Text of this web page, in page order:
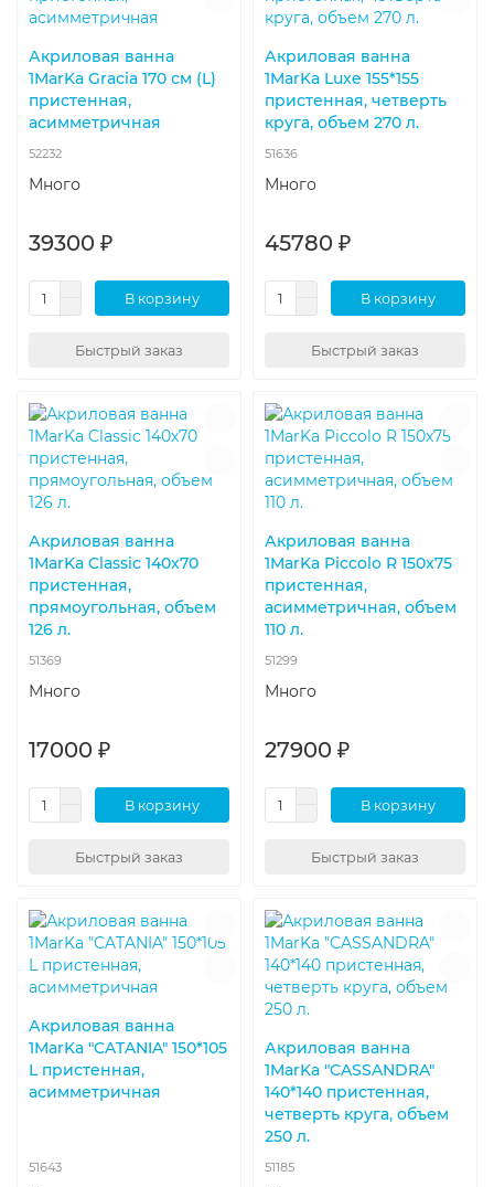
Акриловая ванна
1MarKa Gracia 170 см (L)
пристенная,
асимметричная
52232
Много
39300 ₽
В корзину
Быстрый заказ
Акриловая ванна
1MarKa Luxe 155*155
пристенная, четверть
круга, объем 270 л.
51636
Много
45780 ₽
В корзину
Быстрый заказ
Акриловая ванна
1MarKa Classic 140х70
пристенная,
прямоугольная, объем
126 л.
51369
Много
17000 ₽
В корзину
Быстрый заказ
Акриловая ванна
1MarKa Piccolo R 150x75
пристенная,
асимметричная, объем
110 л.
51299
Много
27900 ₽
В корзину
Быстрый заказ
Акриловая ванна
1MarKa "CATANIA" 150*105
L пристенная,
асимметричная
51643
Акриловая ванна
1MarKa "CASSANDRA"
140*140 пристенная,
четверть круга, объем
250 л.
51185